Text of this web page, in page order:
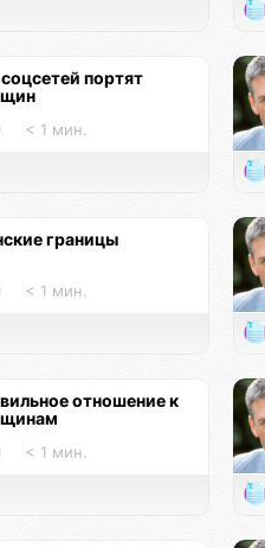
портят
< 1 мин.
границы
< 1 мин.
отношение к
< 1 мин.